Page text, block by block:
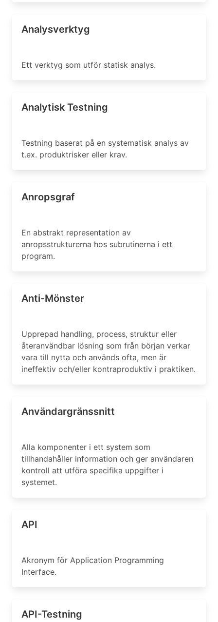
Analysverktyg
Ett verktyg som utför statisk analys.
Analytisk Testning
Testning baserat på en systematisk analys av
t.ex. produktrisker eller krav.
Anropsgraf
En abstrakt representation av
anropsstrukturerna hos subrutinerna i ett
program.
Anti-Mönster
Upprepad handling, process, struktur eller
återanvändbar lösning som från början verkar
vara till nytta och används ofta, men är
ineffektiv och/eller kontraproduktiv i praktiken.
Användargränssnitt
Alla komponenter i ett system som
tillhandahåller information och ger användaren
kontroll att utföra specifika uppgifter i
systemet.
API
Akronym för Application Programming
Interface.
API-Testning